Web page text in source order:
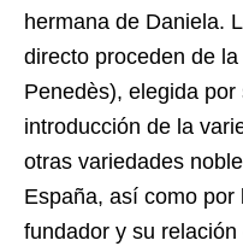
hermana de Daniela.
directo proceden de
Penedès), elegida
introducción de la
otras variedades
España, así como por
fundador y su